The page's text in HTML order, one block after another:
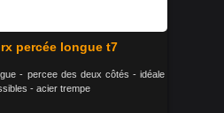
percée longue t7
- percee des deux côtés - idéale
- acier trempe